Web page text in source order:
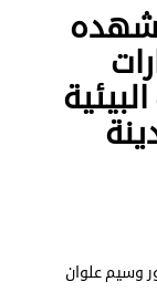
نشهده
وسيم علوان